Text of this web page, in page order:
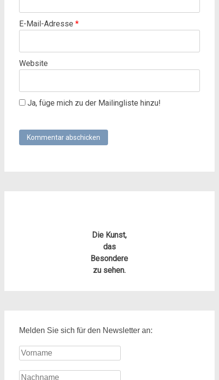
E-Mail-Adresse *
Website
Ja, füge mich zu der Mailingliste hinzu!
Die Kunst,
das
Besondere
zu sehen.
Melden Sie sich für den Newsletter an: